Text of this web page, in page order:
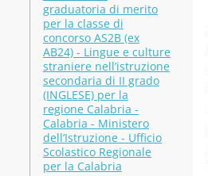
graduatoria di merito
per la classe di
concorso AS2B (ex
AB24) - Lingue e culture
straniere nell’istruzione
secondaria di II grado
(INGLESE) per la
regione Calabria -
Calabria - Ministero
dell’Istruzione - Ufficio
Scolastico Regionale
per la Calabria